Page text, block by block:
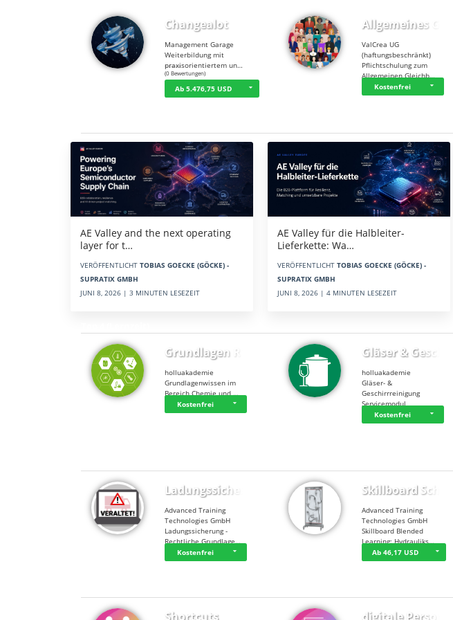
Changealot
Management Garage
Weiterbildung mit
praxisorientiertem un…
☆☆☆ ☆☆
(0 Bewertungen)
Ab 5.476,75 USD
Allgemeines Gle…
ValCrea UG
(haftungsbeschränkt)
Pflichtschulung zum
Allgemeinen Gleichb…
Kostenfrei
AE Valley and the next operating
layer for t…
VERÖFFENTLICHT TOBIAS GOECKE (GÖCKE) -
SUPRATIX GMBH
JUNI 8, 2026 | 3 MINUTEN LESEZEIT
AE Valley für die Halbleiter-
Lieferkette: Wa…
VERÖFFENTLICHT TOBIAS GOECKE (GÖCKE) -
SUPRATIX GMBH
JUNI 8, 2026 | 4 MINUTEN LESEZEIT
Grundlagen Rein…
holluakademie
Grundlagenwissen im
Bereich Chemie und …
Kostenfrei
Gläser & Geschi…
holluakademie
Gläser- &
Geschirrreinigung
Servicemodul
Kostenfrei
Ladungssicherung
Advanced Training
Technologies GmbH
Ladungssicherung -
Rechtliche Grundlage…
Kostenfrei
Skillboard Schl…
Advanced Training
Technologies GmbH
Skillboard Blended
Learning: Hydrauliks…
Ab 46,17 USD
Shortcuts digitale Person…